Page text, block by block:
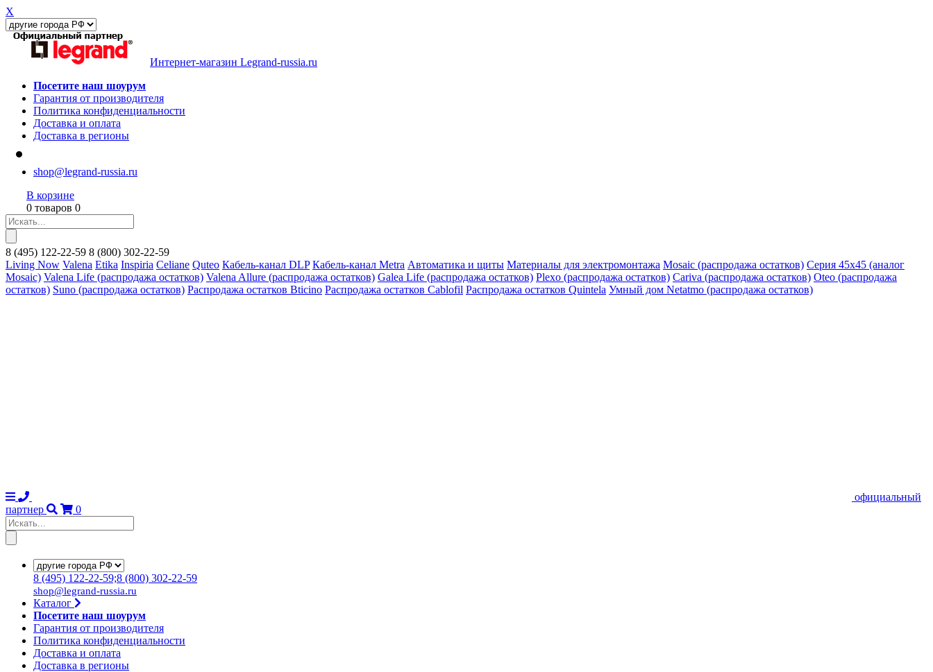
X
Интернет-магазин Legrand-russia.ru
Посетите наш шоурум
Гарантия от производителя
Политика конфиденциальности
Доставка и оплата
Доставка в регионы
shop@legrand-russia.ru
В корзине
0 товаров 0
8 (495) 122-22-59 8 (800) 302-22-59
Living Now Valena Etika Inspiria Celiane Quteo Кабель-канал DLP Кабель-канал Metra Автоматика и щиты Материалы для электромонтажа Mosaic (распродажа остатков) Серия 45х45 (аналог
Mosaic) Valena Life (распродажа остатков) Valena Allure (распродажа остатков) Galea Life (распродажа остатков) Plexo (распродажа остатков) Cariva (распродажа остатков) Oteo (распродажа
остатков) Suno (распродажа остатков) Распродажа остатков Bticino Распродажа остатков Cablofil Распродажа остатков Quintela Умный дом Netatmo (распродажа остатков)
официальный
партнер
0
8 (495) 122-22-59;8 (800) 302-22-59
shop@legrand-russia.ru
Каталог
Посетите наш шоурум
Гарантия от производителя
Политика конфиденциальности
Доставка и оплата
Доставка в регионы